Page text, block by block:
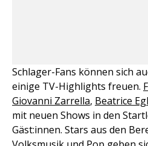
Schlager-Fans können sich
einige TV-Highlights freuen.
Giovanni Zarrella, Beatrice
mit neuen Shows in den
Gäst:innen. Stars aus den